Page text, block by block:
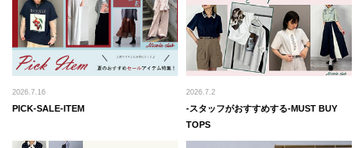
2026.7.16
PICK-SALE-ITEM
2026.7.2
‐スタッフがおすすめする-MUST BUY
TOPS